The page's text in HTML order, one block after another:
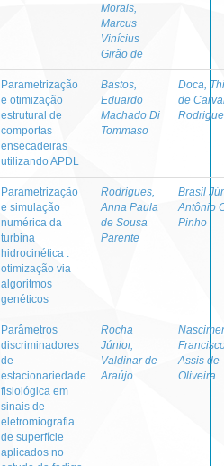
Morais,
Marcus
Vinícius
Girão de
Parametrização
e otimização
estrutural de
comportas
ensecadeiras
utilizando APDL
Bastos,
Eduardo
Machado Di
Tommaso
Doca,
de
Parametrização
e simulação
numérica da
turbina
hidrocinética :
otimização via
algoritmos
genéticos
Rodrigues,
Anna Paula
de Sousa
Parente
Brasil
Antônio
Pinho
Parâmetros
discriminadores
de
estacionariedade
fisiológica em
sinais de
eletromiografia
de superfície
aplicados no
Rocha
Júnior,
Valdinar de
Araújo
Assis de
Oliveira